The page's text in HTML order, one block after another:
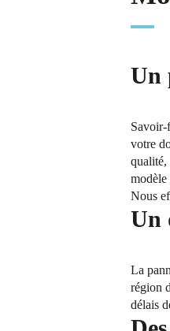
Un
Savoir-
votre
qualité,
modèle
Nous
Un
La
région
délais